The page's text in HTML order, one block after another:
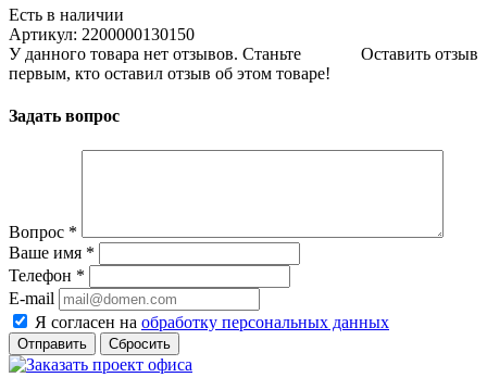
Есть в наличии
Артикул: 2200000130150
Оставить отзыв
У данного товара нет отзывов. Станьте
первым, кто оставил отзыв об этом товаре!
Задать вопрос
Вопрос *
Ваше имя *
Телефон *
E-mail
Я согласен на обработку персональных данных
Сбросить